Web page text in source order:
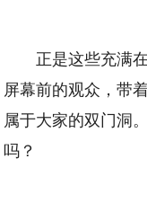
正是这些充满
屏幕前的观众，带
属于大家的双门洞
吗？